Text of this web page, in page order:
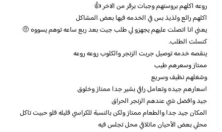
روعه اكلهم بروستهم وجبات برقر من الاخر 👍
اكلهم رائع ولذيذ بس في الخدمه فيها بعض المشاكل
يعني انا اتصلت عليهم يجهزو لي طلب جيت بعد ربع ساعه توهم يسووه 🤨
كنسلت الطلب.
ينقصه خدمه توصيل جربت الزنجر والكلوب روعه روعه
ممتاز وسعرهم طيب
وشغلهم نظيف وسريع
اسعارهم جيده وتعامل راقي بشير جدا ممتاز وخلوق
جيد وافضل شي عندهم الزنجر الحراق
المكان جيد جدا والطعام ممتاز ولكن بالنسبة للكراسي قليله فلو حبيت تاكل
محلي بعض الأحيان ماتلاقي محل تجلس فيه